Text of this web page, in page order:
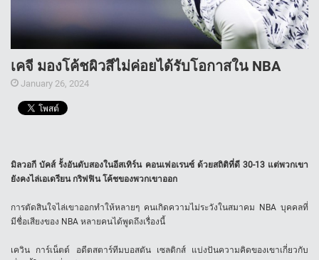
เคจี มองโค้ชผิวสีไม่ค่อยได้รับโอกาสใน NBA
January 26, 2024
มิลวอกี บัคส์ รั้งอันดับสองในอีสเทิร์น คอนเฟอเรนซ์ ด้วยสถิติที่ดี 30-13 แต่พวกเขา
ยังคงไล่เอเดรียน กริฟฟิน โค้ชของพวกเขาออก
การตัดสินใจไล่เขาออกทำให้หลายๆ คนเกิดความไม่ระวังในสมาคม NBA บุคคลที่
มีชื่อเสียงของ NBA หลายคนได้พูดถึงเรื่องนี้
เควิน การ์เน็ตต์ อดีตสตาร์ทีมบอสตัน เซลติกส์ แบ่งปันความคิดของเขาเกี่ยวกับ